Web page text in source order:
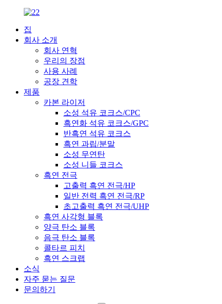
집
회사 소개
회사 연혁
우리의 장점
사용 사례
공장 견학
제품
카본 라이저
소성 석유 코크스/CPC
흑연화 석유 코크스/GPC
반흑연 석유 코크스
흑연 과립/분말
소성 무연탄
소성 니들 코크스
흑연 전극
고출력 흑연 전극/HP
일반 전력 흑연 전극/RP
초고출력 흑연 전극/UHP
흑연 사각형 블록
양극 탄소 블록
음극 탄소 블록
콜타르 피치
흑연 스크랩
소식
자주 묻는 질문
문의하기